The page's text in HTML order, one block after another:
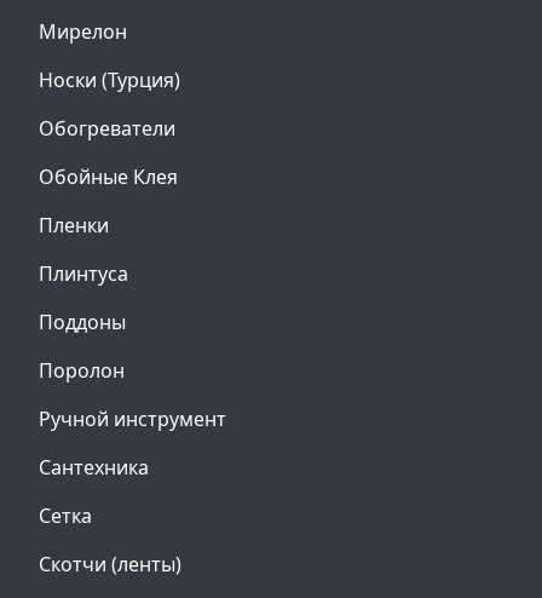
Мирелон
Носки (Турция)
Обогреватели
Обойные Клея
Пленки
Плинтуса
Поддоны
Поролон
Ручной инструмент
Сантехника
Сетка
Скотчи (ленты)